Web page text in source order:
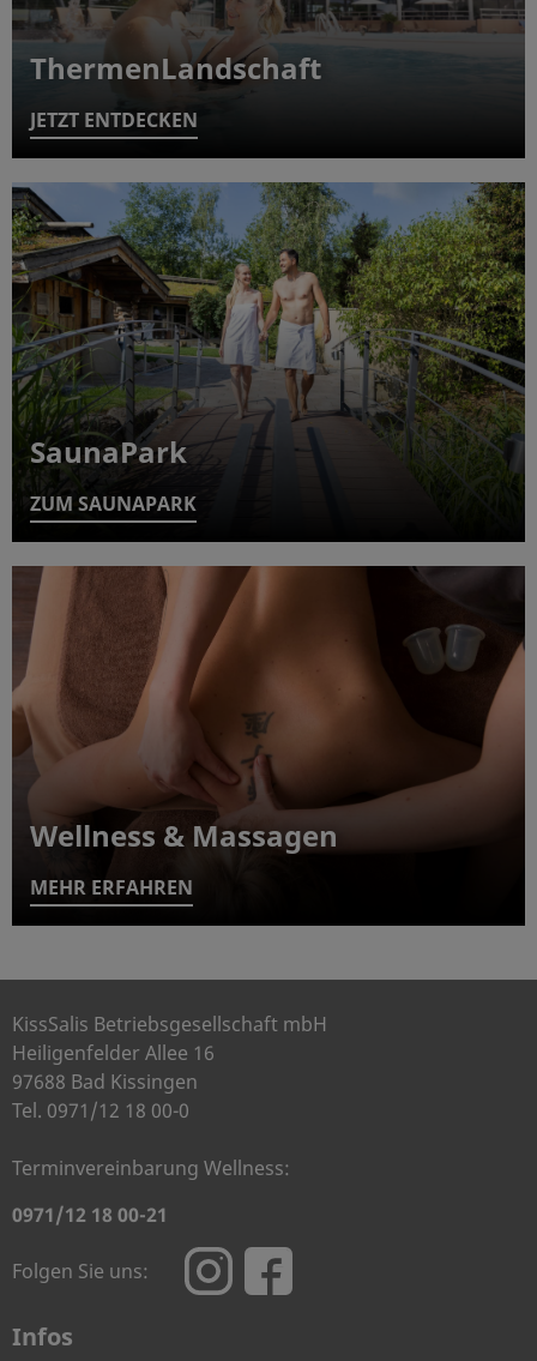
ThermenLandschaft
JETZT ENTDECKEN
SaunaPark
ZUM SAUNAPARK
Wellness & Massagen
MEHR ERFAHREN
KissSalis Betriebsgesellschaft mbH
Heiligenfelder Allee 16
97688 Bad Kissingen
Tel. 0971/12 18 00-0
Terminvereinbarung Wellness:
0971/12 18 00-21
Folgen Sie uns:
Infos